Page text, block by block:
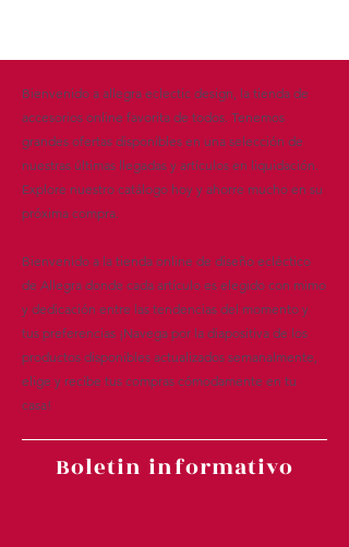
Bienvenido a allegra eclectic design, la tienda de
accesorios online favorita de todos. Tenemos
grandes ofertas disponibles en una selección de
nuestras últimas llegadas y artículos en liquidación.
Explore nuestro catálogo hoy y ahorre mucho en su
próxima compra.
Bienvenido a la tienda online de diseño ecléctico
de Allegra donde cada artículo es elegido con mimo
y dedicación entre las tendencias del momento y
tus preferencias ¡Navega por la diapositiva de los
productos disponibles actualizados semanalmente,
elige y recibe tus compras cómodamente en tu
casa!
Boletin informativo